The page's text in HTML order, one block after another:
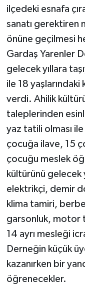
ilçedeki esnafa
sanatı gerektiren
önüne geçilmesi
Gardaş Yarenler
gelecek yıllara
ile 18 yaşlarındaki
verdi. Ahilik
taleplerinden
yaz tatili olması
çocuğa ilave, 15
çocuğu meslek
kültürünü gelecek
elektrikçi, demir
klima tamiri,
garsonluk, motor
14 ayrı mesleği
Derneğin küçük
kazanırken bir
öğrenecekler.